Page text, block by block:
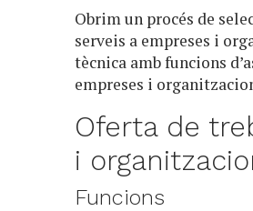
Obrim un procés de
serveis a empreses i
tècnica amb funcions
empreses i
Oferta de
i
Funcions